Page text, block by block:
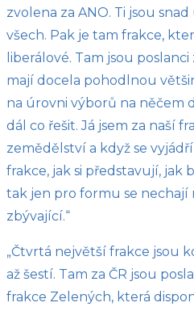
zvolena za ANO. Ti jsou
všech. Pak je tam frakce,
liberálové. Tam jsou
mají docela pohodlnou
na úrovni výborů na něčem
dál co řešit. Já jsem za naší
zemědělství a když se
frakce, jak si představují, jak
tak jen pro formu se nechají
zbývající.“
„Čtvrtá největší frakce jsou
až šestí. Tam za ČR jsou
frakce Zelených, která